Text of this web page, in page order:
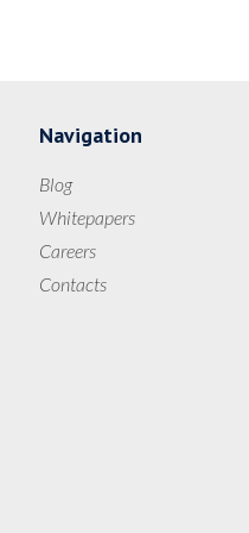
Navigation
Blog
Whitepapers
Careers
Contacts